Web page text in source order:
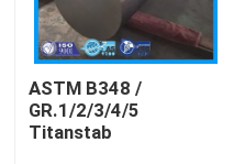
Referenzen
Titanstange
ASTM B348 /
GR.1/2/3/4/5
Titanstab